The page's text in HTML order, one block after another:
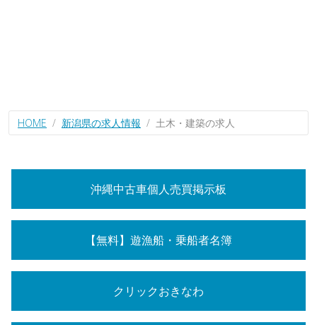
HOME 新潟県の求人情報 土木・建築の求人
沖縄中古車個人売買掲示板
【無料】遊漁船・乗船者名簿
クリックおきなわ